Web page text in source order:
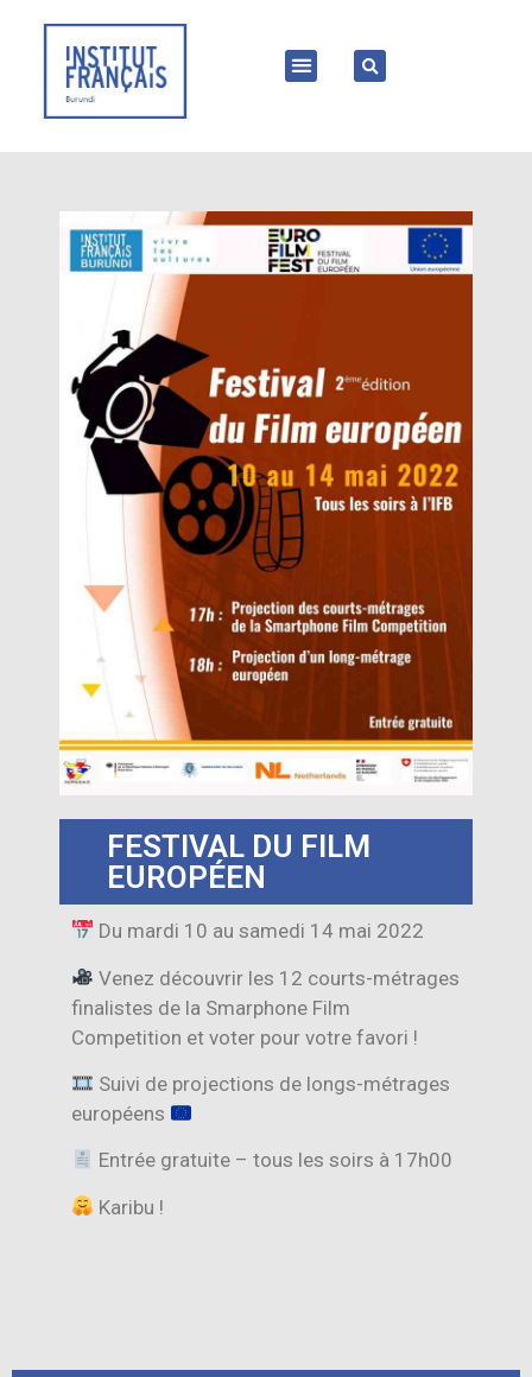
FESTIVAL DU FILM
EUROPÉEN
Du mardi 10 au samedi 14 mai 2022
Venez découvrir les 12 courts-métrages
finalistes de la Smarphone Film
Competition et voter pour votre favori !
Suivi de projections de longs-métrages
européens
Entrée gratuite – tous les soirs à 17h00
Karibu !